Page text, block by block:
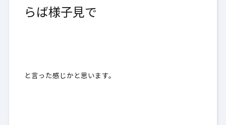
らば様子見で
と言った感じかと思います。